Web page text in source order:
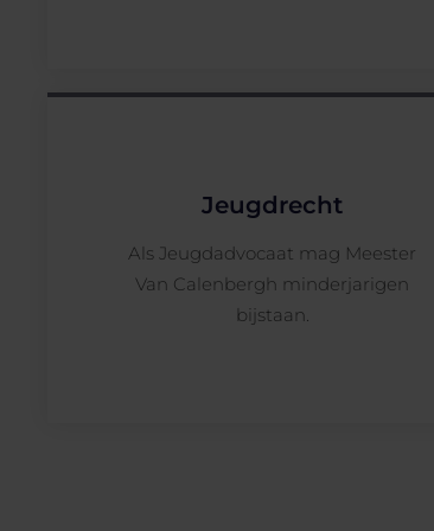
Jeugdrecht
Als Jeugdadvocaat mag Meester
Van Calenbergh minderjarigen
bijstaan.